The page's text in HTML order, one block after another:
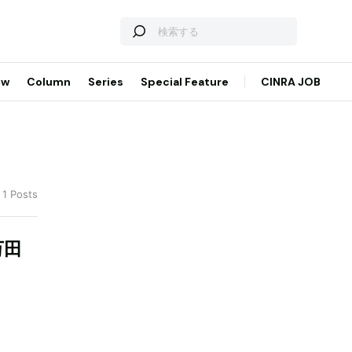
Column Series Special Feature CINRA JOB
Posts